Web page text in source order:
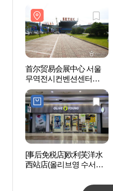
首尔贸易会展中心 서울
무역전시컨벤션센터
(SETEC)
[事后免税店]欧利芙洋水
西站店(올리브영 수서역